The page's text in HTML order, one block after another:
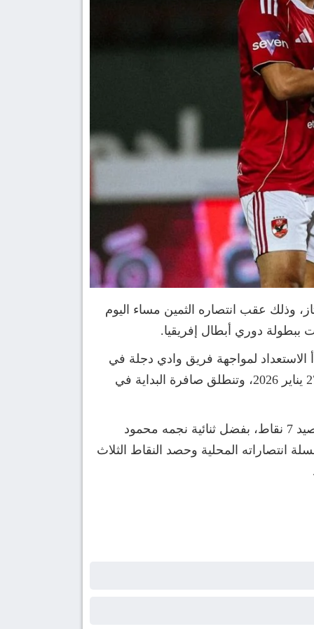
وذلك عقب انتصاره الثمين مساء اليوم
ببطولة دوري أبطال إفريقيا.
الاستعداد لمواجهة فريق وادي دجلة في
إطار منافسات الدوري العام، ومن المقرر أن تقام مباراة الأهلي ووادي دجلة يوم الثلاثاء المقبل، الموافق 27 يناير 2026، وتنطلق صافرة البداية في
ويدخل المارد الأحمر اللقاء القادم بمعنويات مرتفعة بعد أن نجح في الانفراد بصدارة مجموعته الإفريقية برصيد 7 نقاط، بفضل ثنائية نجمه محمود
انتصاراته المحلية وحصد النقاط الثلاث